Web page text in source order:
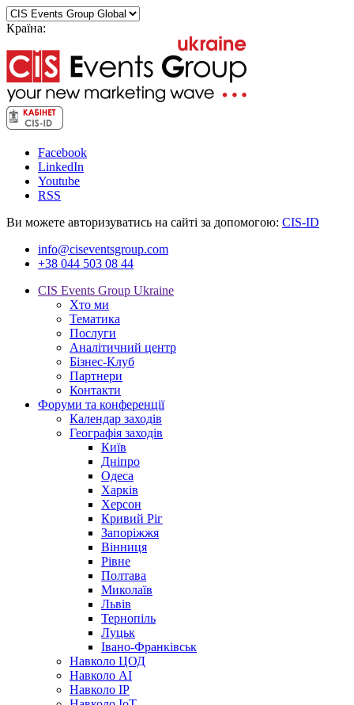
Країна:
Facebook
LinkedIn
Youtube
RSS
Ви можете авторизуватись на сайті за допомогою: CIS-ID
info@ciseventsgroup.com
+38 044 503 08 44
CIS Events Group Ukraine
Хто ми
Тематика
Послуги
Аналітичний центр
Бізнес-Клуб
Партнери
Контакти
Форуми та конференції
Календар заходів
Географія заходів
Київ
Дніпро
Одеса
Харків
Херсон
Кривий Ріг
Запоріжжя
Вінниця
Рівне
Полтава
Миколаїв
Львів
Тернопіль
Луцьк
Івано-Франківськ
Навколо ЦОД
Навколо AI
Навколо IP